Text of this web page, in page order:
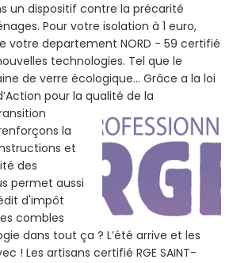
un dispositif contre la précarité
Pour votre isolation à 1 euro,
votre departement NORD - 59 certifié
technologies. Tel que le
de verre écologique... Grâce a la loi
pour la qualité de la
la
et
des
permet aussi
d'impôt
combles
dans tout ça ? L’été arrive et les
! Les artisans certifié RGE SAINT-